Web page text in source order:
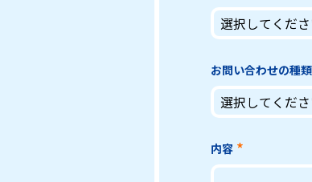
お問い合わせの種類
内容